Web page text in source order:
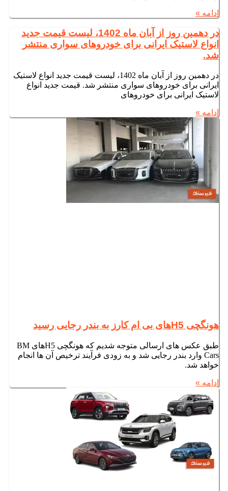
ادامه »
در دهمین روز از آبان ماه 1402، لیست قیمت جدید
انواع لاستیک ایرانی برای خودروهای سواری منتشر
شد.
در دهمین روز از آبان ماه 1402، لیست قیمت جدید انواع لاستیک
ایرانی برای خودروهای سواری منتشر شد. قیمت جدید انواع
لاستیک ایرانی برای خودروهای
ادامه »
هونگچی H5های بی ام کارز به بندر رجایی رسید
طبق عکس های ارسالی متوجه شدیم که هونگچی H5های BM
Cars وارد بندر رجایی شد و به زودی فرآیند ترخیص آن ها انجام
خواهد شد.
ادامه »